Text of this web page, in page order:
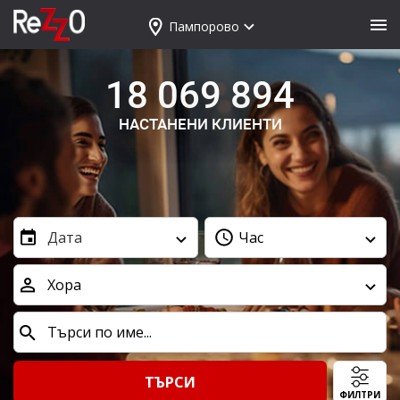
Пампорово
18 069 894
НАСТАНЕНИ КЛИЕНТИ
Дата Час
Хора
ТЪРСИ
ФИЛТРИ